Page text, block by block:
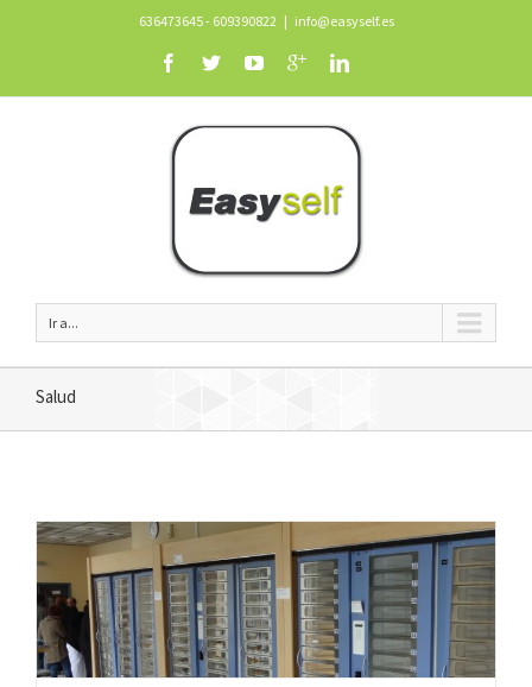
636473645 - 609390822 | info@easyself.es
Ir a...
Salud